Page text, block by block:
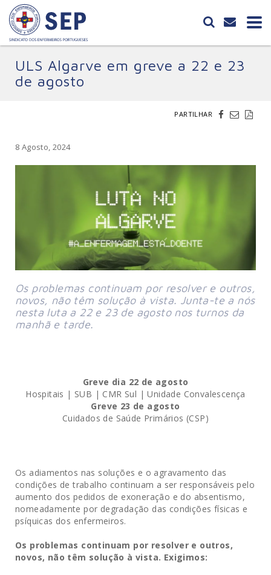
ULS Algarve em greve a 22 e 23
de agosto
PARTILHAR
8 Agosto, 2024
Os problemas continuam por resolver e outros,
novos, não têm solução à vista. Junta-te a nós
nesta luta a 22 e 23 de agosto nos turnos da
manhã e tarde.
Greve dia 22 de agosto
Hospitais | SUB | CMR Sul | Unidade Convalescença
Greve 23 de agosto
Cuidados de Saúde Primários (CSP)
Os adiamentos nas soluções e o agravamento das
condições de trabalho continuam a ser responsáveis pelo
aumento dos pedidos de exoneração e do absentismo,
nomeadamente por degradação das condições físicas e
psíquicas dos enfermeiros.
Os problemas continuam por resolver e outros,
novos, não têm solução à vista. Exigimos: